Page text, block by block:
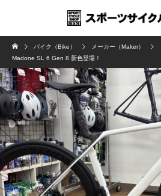
バイク（Bike） メーカー（Maker）
Madone SL 6 Gen 8 新色登場！